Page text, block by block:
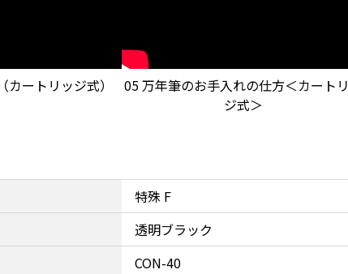
ートリッジ式）
05 万年筆のお手入れの仕方＜カート
ジ式＞
特殊 F
透明ブラック
CON-40